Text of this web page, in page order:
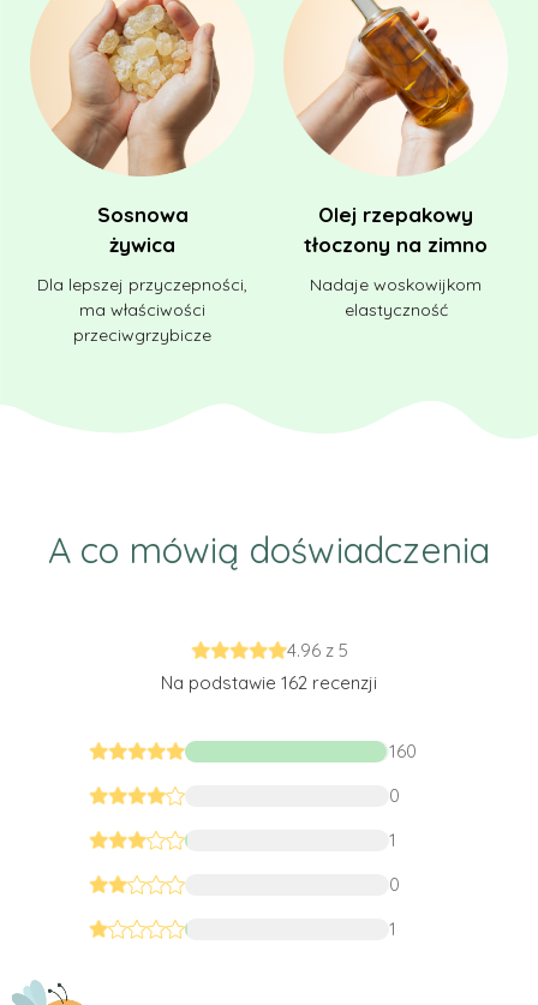
Sosnowa
żywica
Dla lepszej przyczepności,
ma właściwości
przeciwgrzybicze
Olej rzepakowy
tłoczony na zimno
Nadaje woskowijkom
elastyczność
A co mówią doświadczenia
4.96 z 5
Na podstawie 162 recenzji
160
0
1
0
1